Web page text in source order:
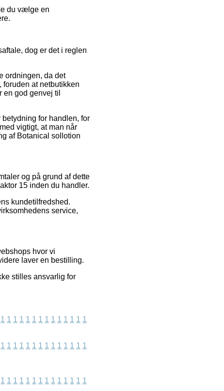
du vælge en
dog er det i reglen
ordningen, da det
at netbutikken
god genvej til
for handlen, for
vigtigt, at man når
af Botanical sollotion
og på grund af dette
15 inden du handler.
kundetilfredshed.
service,
hvor vi
laver en bestilling.
stilles ansvarlig for
1 1 1 1 1 1 1 1 1 1 1 1 1 1
1 1 1 1 1 1 1 1 1 1 1 1 1 1
1 1 1 1 1 1 1 1 1 1 1 1 1 1